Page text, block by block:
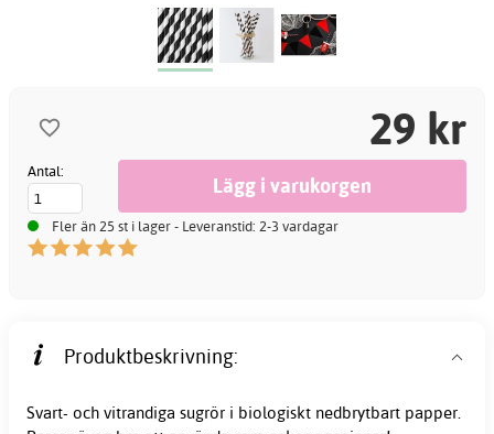
29 kr
Antal:
Fler än 25 st i lager - Leveranstid: 2-3 vardagar
Produktbeskrivning:
Svart- och vitrandiga sugrör i biologiskt nedbrytbart papper.